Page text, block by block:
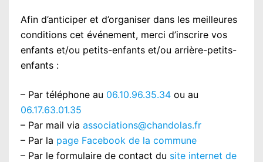
Afin d’anticiper et d’organiser dans les meilleures
conditions cet événement, merci d’inscrire vos
enfants et/ou petits-enfants et/ou arrière-petits-
enfants :
– Par téléphone au 06.10.96.35.34 ou au
06.17.63.01.35
– Par mail via associations@chandolas.fr
– Par la page Facebook de la commune
– Par le formulaire de contact du site internet de